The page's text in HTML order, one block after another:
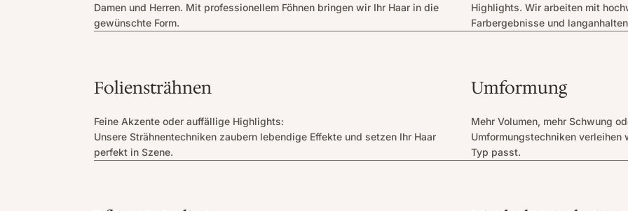
Damen und Herren. Mit professionellem Föhnen bringen wir Ihr Haar in die
gewünschte Form.
Highlights. Wir arbeiten mit
Farbergebnisse und
Foliensträhnen
Feine Akzente oder auffällige Highlights:
Unsere Strähnentechniken zaubern lebendige Effekte und setzen Ihr Haar
perfekt in Szene.
Umformung
Mehr Volumen, mehr Schwung
Umformungstechniken verleihen
Typ passt.